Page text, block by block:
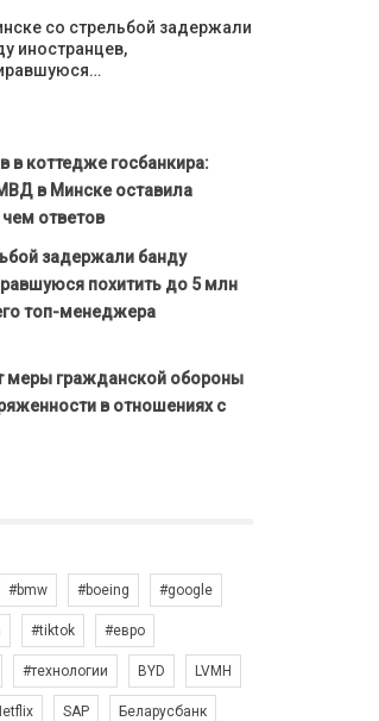
со стрельбой задержали
иностранцев,
в коттедже госбанкира:
в Минске оставила
ответов
задержали банду
похитить до 5 млн
топ-менеджера
меры гражданской обороны
в отношениях с
#bmw #boeing #google
#tiktok #евро
#технологии BYD LVMH
SAP Беларусбанк